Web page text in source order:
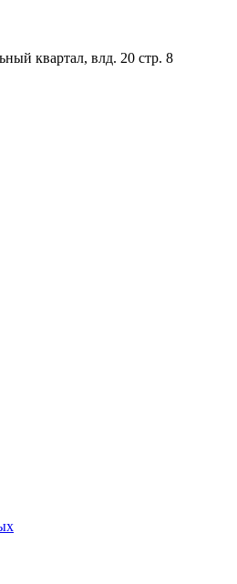
квартал, влд. 20 стр. 8